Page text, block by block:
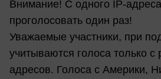
Внимание! С одного IP-
проголосовать один раз!
Уважаемые участники, при
учитываются голоса только с
адресов. Голоса с Америки,